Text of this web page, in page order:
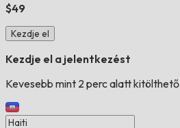
$49
Kezdje el
Kezdje el a jelentkezést
Kevesebb mint 2 perc alatt kitölthető